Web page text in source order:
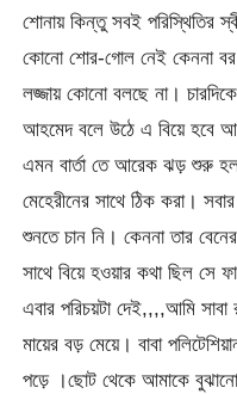
শোনায় কিন্তু সবই পরিস্থিতির
কোনো শোর-গোল নেই কেননা বর
লজ্জায় কোনো বলছে না।
আহমেদ বলে উঠে এ বিয়ে হবে
এমন বার্তা তে আরেক ঝড় শুরু হল
মেহেরীনের সাথে ঠিক করা।
শুনতে চান নি। কেননা তার
সাথে বিয়ে হওয়ার কথা ছিল সে
এবার পরিচয়টা দেই,,,,আমি সাবা
মায়ের বড় মেয়ে। বাবা
পড়ে ।ছোট থেকে আমাকে